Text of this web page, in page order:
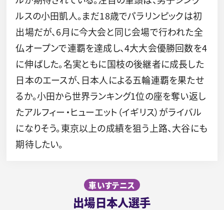
ルスの小田凱人。まだ18歳でパラリンピックは初
出場だが、6月に今大会と同じ会場で行われた全
仏オープンで連覇を達成し、4大大会優勝回数を4
に伸ばした。名実ともに国枝の後継者に成長した
日本のエースが、日本人による五輪連覇を果たせ
るか。小田から世界ランキング1位の座を奪い返し
たアルフィー・ヒューエット（イギリス）がライバル
になりそう。東京以上の成績を狙う上路、大谷にも
期待したい。
車いすテニス
出場日本人選手